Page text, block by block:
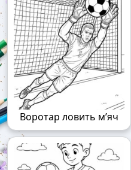
Воротар ловить м’яч